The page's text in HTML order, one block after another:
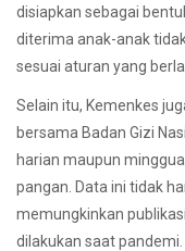
disiapkan sebagai
diterima anak-anak
sesuai aturan yang
Selain itu, Kemenkes
bersama Badan Gizi
harian maupun
pangan. Data ini tidak
memungkinkan
dilakukan saat